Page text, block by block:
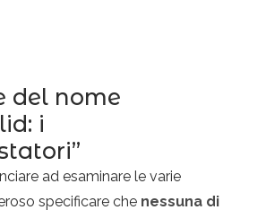
del nome
i
ad esaminare le varie
specificare che nessuna di